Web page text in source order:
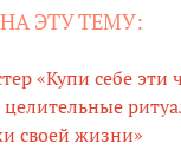
ЭТУ ТЕМУ:
«Купи себе эти
своей жизни»